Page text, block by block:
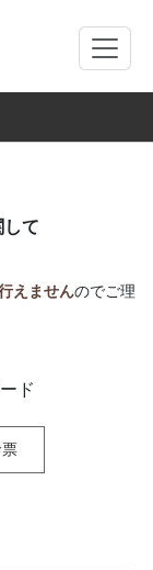
て
えませんのでご理
ド